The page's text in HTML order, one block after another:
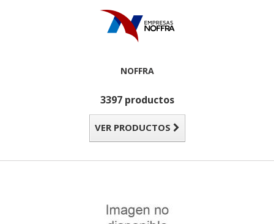
NOFFRA
3397 productos
VER PRODUCTOS